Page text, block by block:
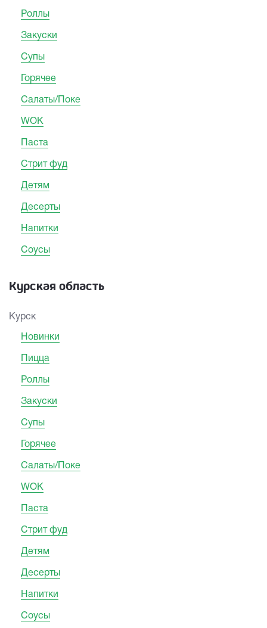
Роллы
Закуски
Супы
Горячее
Салаты/Поке
WOK
Паста
Стрит фуд
Детям
Десерты
Напитки
Соусы
Курская область
Курск
Новинки
Пицца
Роллы
Закуски
Супы
Горячее
Салаты/Поке
WOK
Паста
Стрит фуд
Детям
Десерты
Напитки
Соусы